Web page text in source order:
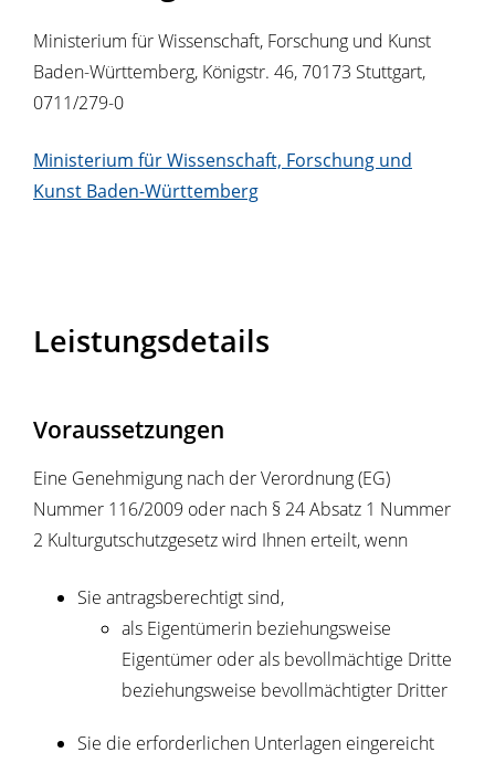
Ministerium für Wissenschaft, Forschung und Kunst
Baden-Württemberg, Königstr. 46, 70173 Stuttgart,
0711/279-0
Ministerium für Wissenschaft, Forschung und
Kunst Baden-Württemberg
Leistungsdetails
Voraussetzungen
Eine Genehmigung nach der Verordnung (EG)
Nummer 116/2009 oder nach § 24 Absatz 1 Nummer
2 Kulturgutschutzgesetz wird Ihnen erteilt, wenn
Sie antragsberechtigt sind,
als Eigentümerin beziehungsweise
Eigentümer oder als bevollmächtige Dritte
beziehungsweise bevollmächtigter Dritter
Sie die erforderlichen Unterlagen eingereicht